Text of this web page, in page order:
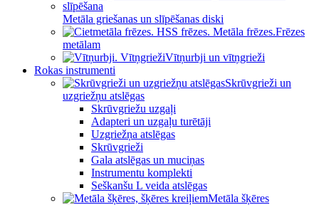
Metāla griešanas un slīpēšanas diski
Frēzes
metālam
Vītņurbji un vītņgrieži
Rokas instrumenti
Skrūvgrieži un
uzgriežņu atslēgas
Skrūvgriežu uzgaļi
Adapteri un uzgaļu turētāji
Uzgriežņa atslēgas
Skrūvgrieži
Gala atslēgas un muciņas
Instrumentu komplekti
Seškanšu L veida atslēgas
Metāla šķēres